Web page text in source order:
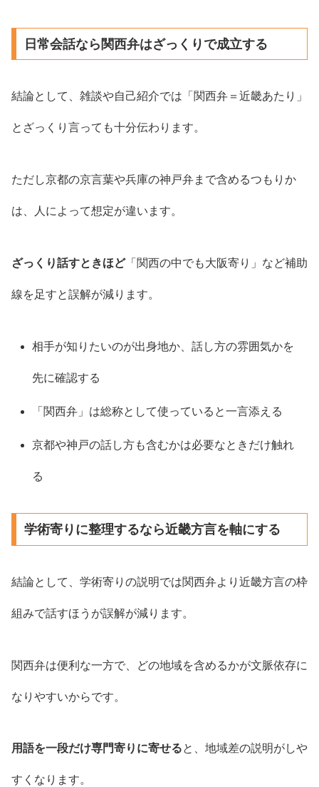
日常会話なら関西弁はざっくりで成立する
結論として、雑談や自己紹介では「関西弁＝近畿あたり」
とざっくり言っても十分伝わります。
ただし京都の京言葉や兵庫の神戸弁まで含めるつもりか
は、人によって想定が違います。
ざっくり話すときほど「関西の中でも大阪寄り」など補助
線を足すと誤解が減ります。
相手が知りたいのが出身地か、話し方の雰囲気かを
先に確認する
「関西弁」は総称として使っていると一言添える
京都や神戸の話し方も含むかは必要なときだけ触れ
る
学術寄りに整理するなら近畿方言を軸にする
結論として、学術寄りの説明では関西弁より近畿方言の枠
組みで話すほうが誤解が減ります。
関西弁は便利な一方で、どの地域を含めるかが文脈依存に
なりやすいからです。
用語を一段だけ専門寄りに寄せると、地域差の説明がしや
すくなります。